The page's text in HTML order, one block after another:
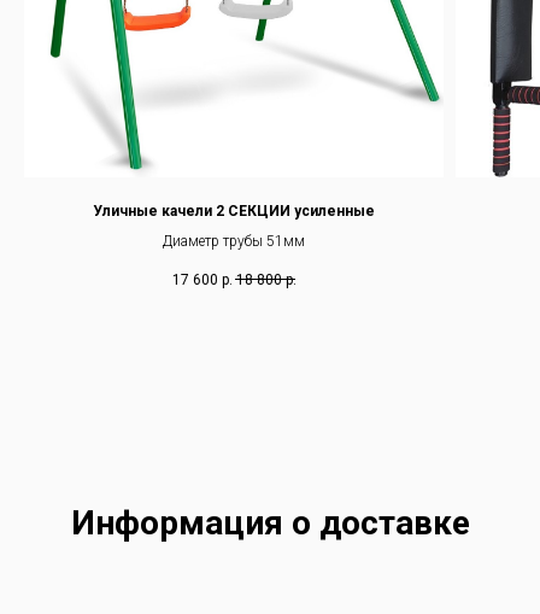
Уличные качели 2 СЕКЦИИ усиленные
Диаметр трубы 51мм
17 600 р. 18 800 р.
Информация о доставке